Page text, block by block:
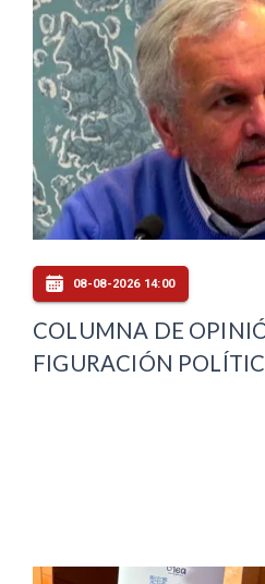
08-08-2026 14:00
COLUMNA DE
FIGURACIÓN